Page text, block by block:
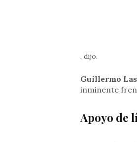
, dijo.
Guillermo
inminente
Apoyo de